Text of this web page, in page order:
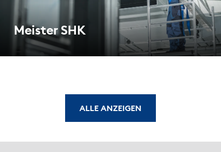
Meister SHK
ALLE ANZEIGEN